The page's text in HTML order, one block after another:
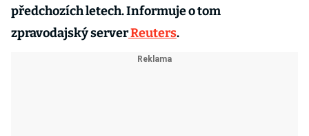
předchozích letech. Informuje o tom
zpravodajský serverReuters.